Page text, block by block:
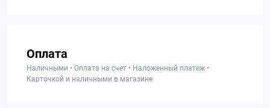
Оплата
Наличными • Оплата на счет • Наложенный платеж •
Карточкой и наличными в магазине